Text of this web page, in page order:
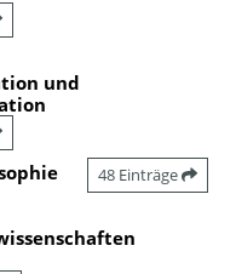
und
48 Einträge